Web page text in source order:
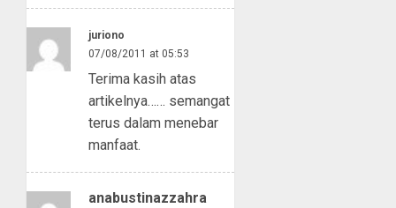
juriono
07/08/2011 at 05:53
Terima kasih atas
artikelnya…… semangat
terus dalam menebar
manfaat.
anabustinazzahra